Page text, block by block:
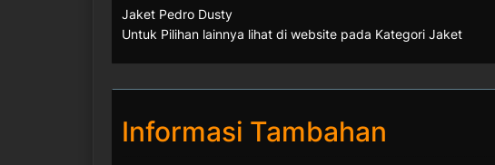
Jaket Pedro Dusty
Untuk Pilihan lainnya lihat di website pada Kategori Jaket
Informasi Tambahan